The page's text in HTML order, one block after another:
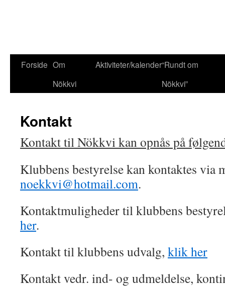
Forside Om
Nökkvi
Aktiviteter/kalender“Rundt om
Nökkvi”
Kontakt
Kontakt til Nökkvi kan opnås på
Klubbens bestyrelse kan kontaktes via
noekkvi@hotmail.com.
Kontaktmuligheder til klubbens
her.
Kontakt til klubbens udvalg, klik her
Kontakt vedr. ind- og udmeldelse,